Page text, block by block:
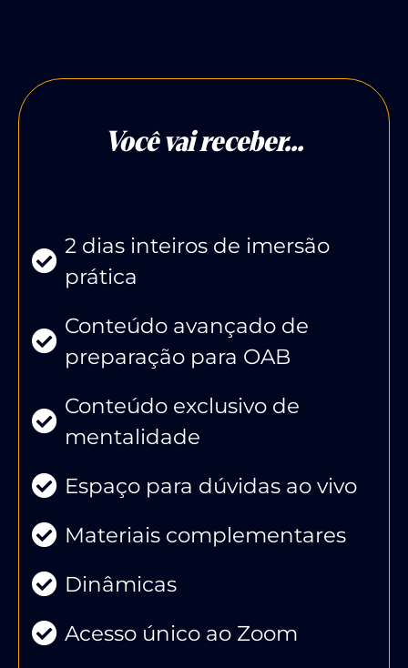
Você vai receber...
2 dias inteiros de imersão
prática
Conteúdo avançado de
preparação para OAB
Conteúdo exclusivo de
mentalidade
Espaço para dúvidas ao vivo
Materiais complementares
Dinâmicas
Acesso único ao Zoom